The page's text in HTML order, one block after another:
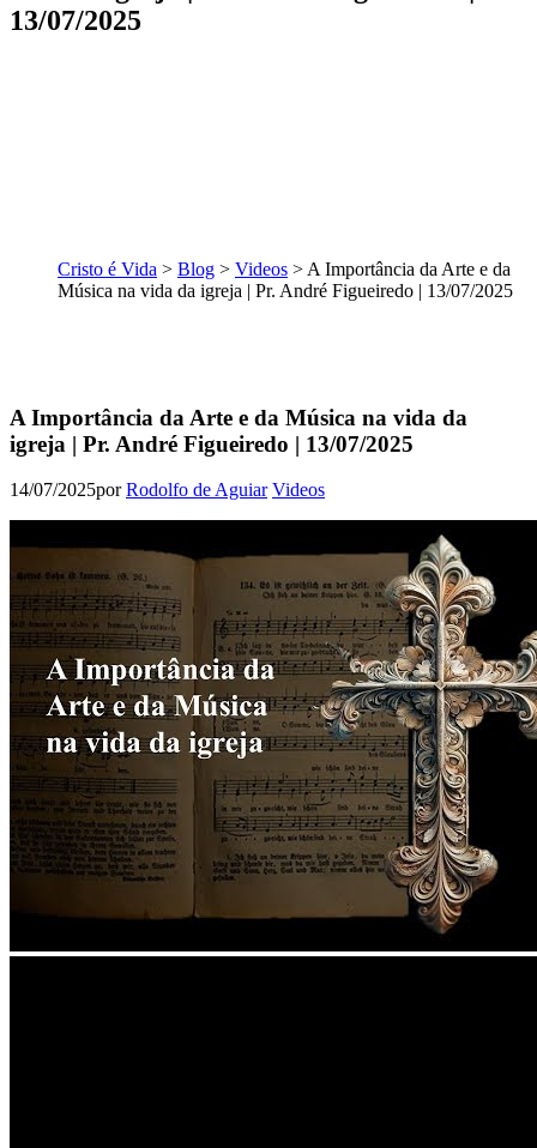
13/07/2025
Cristo é Vida > Blog > Videos > A Importância da Arte e da
Música na vida da igreja | Pr. André Figueiredo | 13/07/2025
A Importância da Arte e da Música na vida da
igreja | Pr. André Figueiredo | 13/07/2025
14/07/2025porRodolfo de Aguiar Videos